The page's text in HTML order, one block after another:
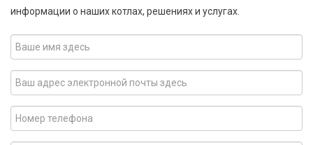
информации о наших котлах, решениях и услугах.